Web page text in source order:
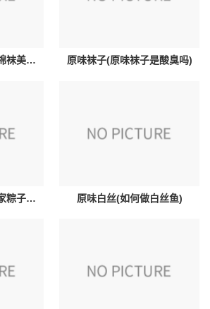
原味棉袜(大庆有原味棉袜美女吗) 原味袜子(原味袜子是酸臭吗)
原味灰丝(惠州打尔客家粽子都有什么陷和什么调料) 原味白丝(如何做白丝鱼)